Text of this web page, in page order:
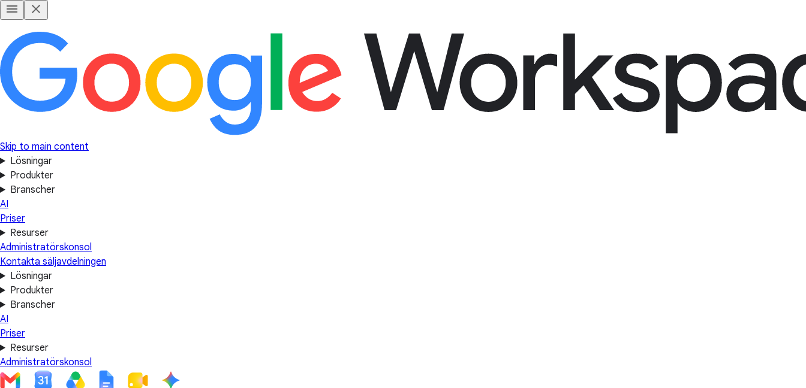
Skip to main content
Lösningar
Produkter
Branscher
AI
Priser
Resurser
Administratörskonsol
Kontakta säljavdelningen
Lösningar
Produkter
Branscher
AI
Priser
Resurser
Administratörskonsol